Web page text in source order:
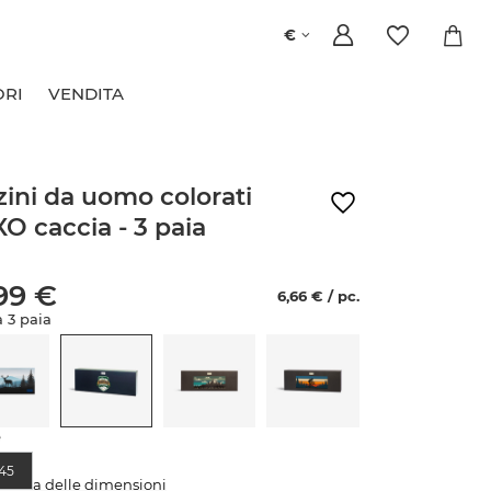
€
VENDITA
da uomo colorati
caccia - 3 paia
€
6,66 € / pc.
3 paia
delle dimensioni